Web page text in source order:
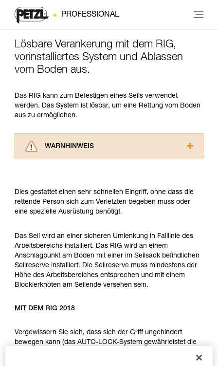
PROFESSIONAL
Lösbare Verankerung mit dem RIG,
vorinstalliertes System und Ablassen
vom Boden aus.
Das RIG kann zum Befestigen eines Seils verwendet
werden. Das System ist lösbar, um eine Rettung vom Boden
aus zu ermöglichen.
WARNHINWEIS
ziehen. Um diese Zusatzinformationen
verstehen zu können, müssen Sie zuerst die in
der Gebrauchsanweisung enthaltenen
Die Beherrschung dieser Techniken setzt eine
entsprechende Ausbildung und ein spezielles
Training voraus. Prüfen Sie zusammen mit
einem Profi, ob Sie in der Lage sind, den
Vorgang alleine sicher zu wiederholen, bevor
Sie ihn eigenständig durchführen.
noch andere Techniken, die hier nicht
Dies gestattet einen sehr schnellen Eingriff, ohne dass die
rettende Person sich zum Verletzten begeben muss oder
eine spezielle Ausrüstung benötigt.
Das Seil wird an einer sicheren Umlenkung in Falllinie des
Arbeitsbereichs installiert. Das RIG wird an einem
Anschlagpunkt am Boden mit einer im Seilsack befindlichen
Seilreserve installiert. Die Seilreserve muss mindestens der
Höhe des Arbeitsbereiches entsprechen und mit einem
Blockierknoten am Seilende versehen sein.
MIT DEM RIG 2018
Vergewissern Sie sich, dass sich der Griff ungehindert
bewegen kann (das AUTO-LOCK-System gewährleistet die